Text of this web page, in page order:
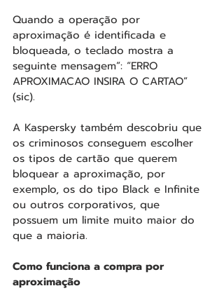
Quando a operação por
aproximação é identificada e
bloqueada, o teclado mostra a
seguinte mensagem”: “ERRO
APROXIMACAO INSIRA O CARTAO”
(sic).
A Kaspersky também descobriu que
os criminosos conseguem escolher
os tipos de cartão que querem
bloquear a aproximação, por
exemplo, os do tipo Black e Infinite
ou outros corporativos, que
possuem um limite muito maior do
que a maioria.
Como funciona a compra por
aproximação